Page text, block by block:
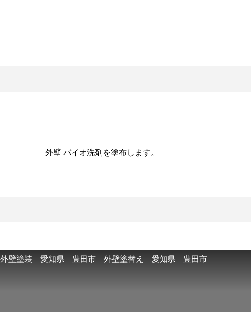
外壁 バイオ洗剤を塗布します。
外壁塗装 愛知県 豊田市 外壁塗替え 愛知県 豊田市